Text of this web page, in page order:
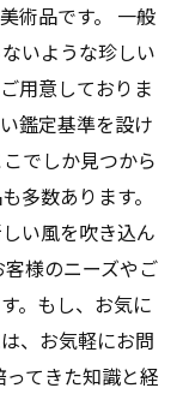
術品です。 一般
いような珍しい
用意しておりま
鑑定基準を設け
でしか見つから
多数あります。
い風を吹き込ん
様のニーズやご
。もし、お気に
、お気軽にお問
てきた知識と経